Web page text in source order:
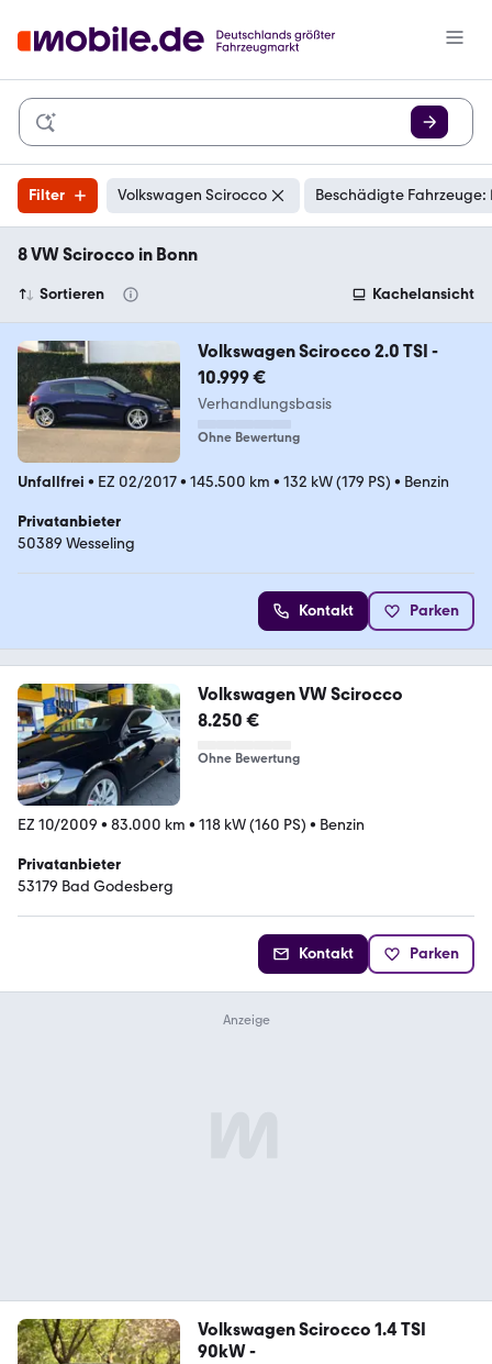
Filter Volkswagen Scirocco Beschädigte
8 VW Scirocco in Bonn
Sortieren Kachelansicht
Volkswagen Scirocco 2.0 TSI -
10.999 €
Verhandlungsbasis
Ohne Bewertung
Unfallfrei • EZ 02/2017• 145.500 km • 132 kW (179 PS) • Benzin
Privatanbieter
50389 Wesseling
Kontakt Parken
Volkswagen VW Scirocco
8.250 €
Ohne Bewertung
EZ 10/2009 • 83.000 km • 118 kW (160 PS) • Benzin
Privatanbieter
53179 Bad Godesberg
Kontakt Parken
Volkswagen Scirocco 1.4 TSI
90kW -